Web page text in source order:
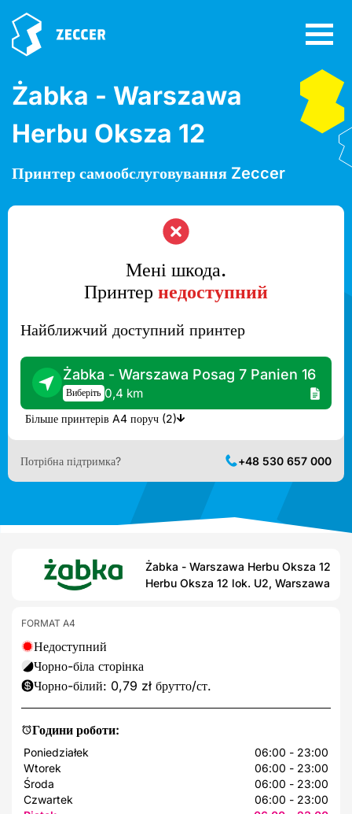
Żabka - Warszawa
Herbu Oksza 12
Принтер самообслуговування Zeccer
Мені шкода.
Принтер недоступний
Найближчий доступний принтер
Żabka - Warszawa Posag 7 Panien 16
Виберіть 0,4 km
Більше принтерів A4 поруч (2)
Потрібна підтримка? +48 530 657 000
Żabka - Warszawa Herbu Oksza 12
Herbu Oksza 12 lok. U2, Warszawa
Години роботи:
Poniedziałek
06:00 - 23:00
Wtorek
06:00 - 23:00
Środa
06:00 - 23:00
Czwartek
06:00 - 23:00
FORMAT A4
Недоступний
Чорно-біла сторінка
Чорно-білий: 0,79 zł брутто/ст.